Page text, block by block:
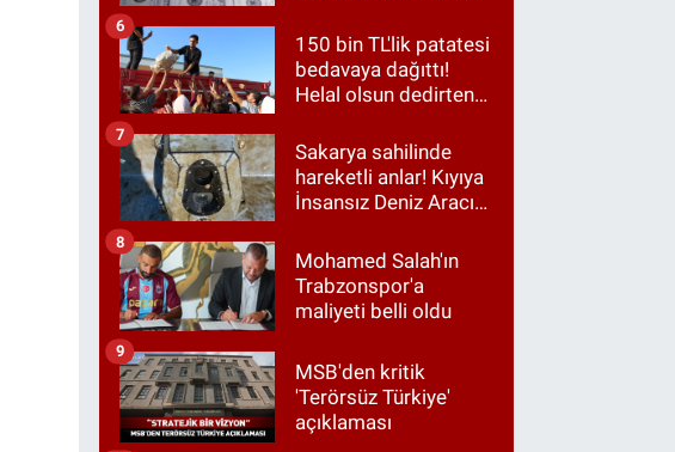
150 bin TL'lik patatesi
bedavaya dağıttı!
Helal olsun dedirten
6
Sakarya sahilinde
hareketli anlar! Kıyıya
İnsansız Deniz Aracı
7
Mohamed Salah'ın
Trabzonspor'a
maliyeti belli oldu
8
MSB'den kritik
'Terörsüz Türkiye'
açıklaması
9